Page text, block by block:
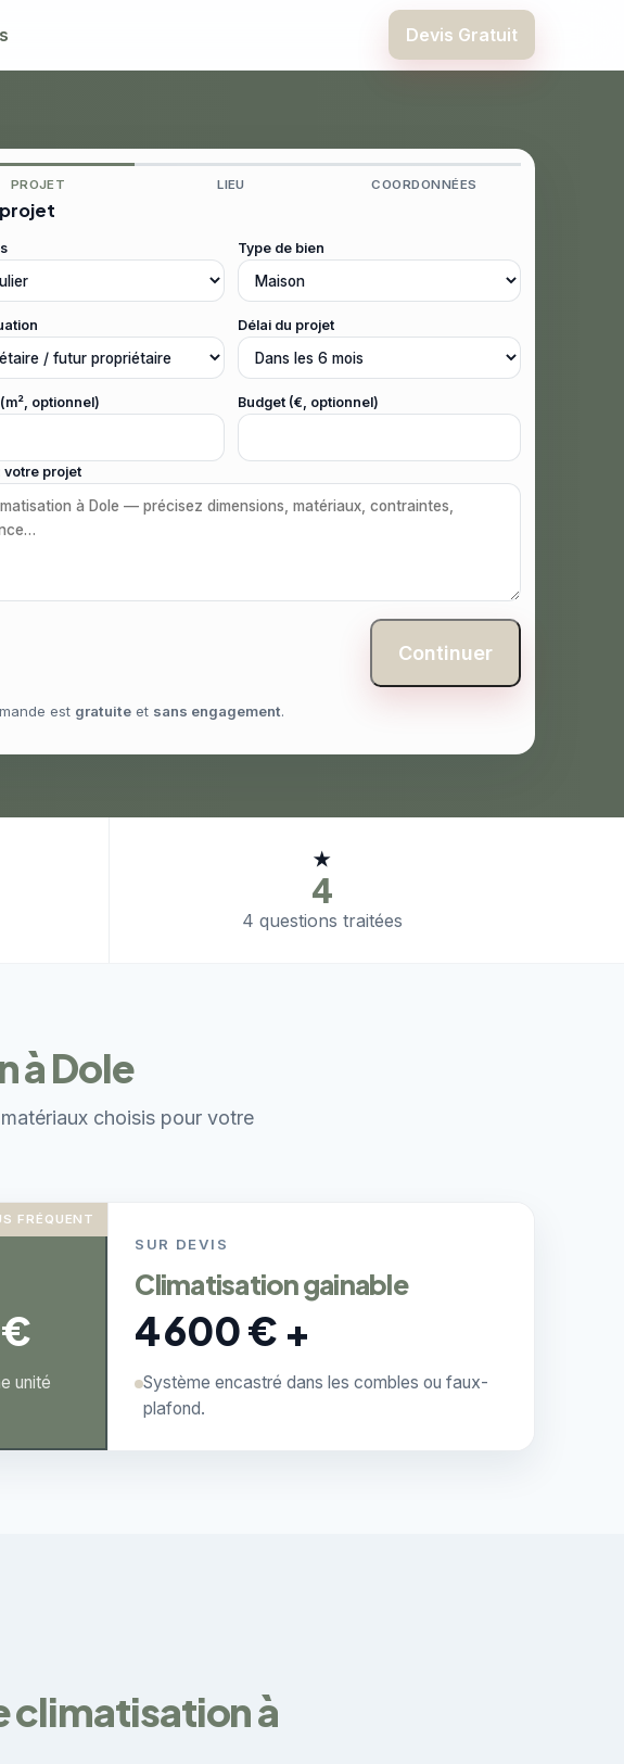
Devis Gratuit
PROJET LIEU COORDONNÉES
Type de bien
Délai du projet
optionnel) Budget (€, optionnel)
votre projet
Continuer
est gratuite et sans engagement.
★
4
4 questions traitées
à Dole
choisis pour votre
FRÉQUENT
unité
SUR DEVIS
Climatisation gainable
4 600 € +
Système encastré dans les combles ou faux-
plafond.
climatisation à